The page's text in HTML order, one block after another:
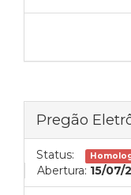
Pregão
Status:
Abertura: 15/07/